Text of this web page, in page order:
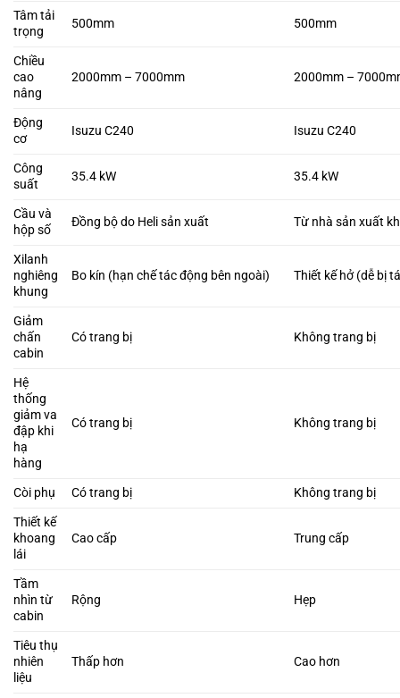
Tâm tải
trọng
500mm 500mm
Chiều
cao
nâng
2000mm – 7000mm 2000mm –
Động
cơ
Isuzu C240 Isuzu C240
Công
suất
35.4 kW 35.4 kW
Cầu và
hộp số
Đồng bộ do Heli sản xuất Từ nhà sản xuất
Xilanh
nghiêng
khung
Bo kín (hạn chế tác động bên ngoài) Thiết kế hở (dễ bị
Giảm
chấn
cabin
Có trang bị Không trang bị
Hệ
thống
giảm va
đập khi
hạ
hàng
Có trang bị Không trang bị
Còi phụ Có trang bị
Không trang bị
Thiết kế
khoang
lái
Cao cấp Trung cấp
Tầm
nhìn từ
cabin
Rộng Hẹp
Tiêu thụ
nhiên
liệu
Thấp hơn Cao hơn